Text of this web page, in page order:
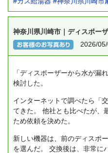
神奈川県川崎市｜ディスポー
2026/05/
「ディスポーザーから水が漏
検討した。
インターネットで調べたら「
てきた。
他社とも比べたが、
ため依頼を決めた。
新しい機器は、前のディスポ
を選んだ。
交換後は、非常に